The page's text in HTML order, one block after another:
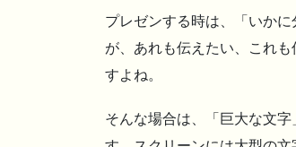
プレゼンする時は、「いか
が、あれも伝えたい、これ
すよね。
そんな場合は、「巨大な文